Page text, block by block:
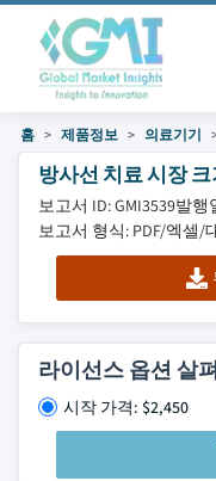
홈 제품정보 의료기기
방사선 치료 시장
보고서 ID: GMI3539발행
보고서 형식: PDF/엑셀/
라이선스 옵션 살
시작 가격: $2,450